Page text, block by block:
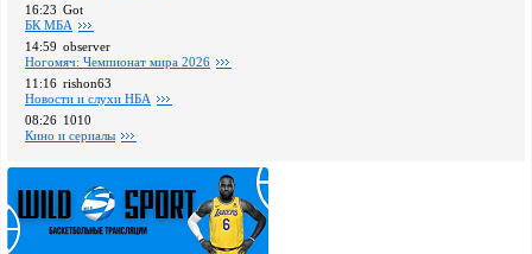
16:23 Got
БК МБА
14:59 observer
Ногомяч: Чемпионат мира 2026
11:16 rishon63
Новости и слухи НБА
08:26 1010
Кино и сериалы